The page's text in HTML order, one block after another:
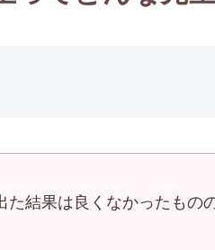
結果は良くなかったもの